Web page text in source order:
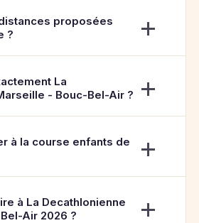
proposées
?
La
- Bouc-Bel-Air ?
à la course enfants de
à La Decathlonienne
Air 2026 ?